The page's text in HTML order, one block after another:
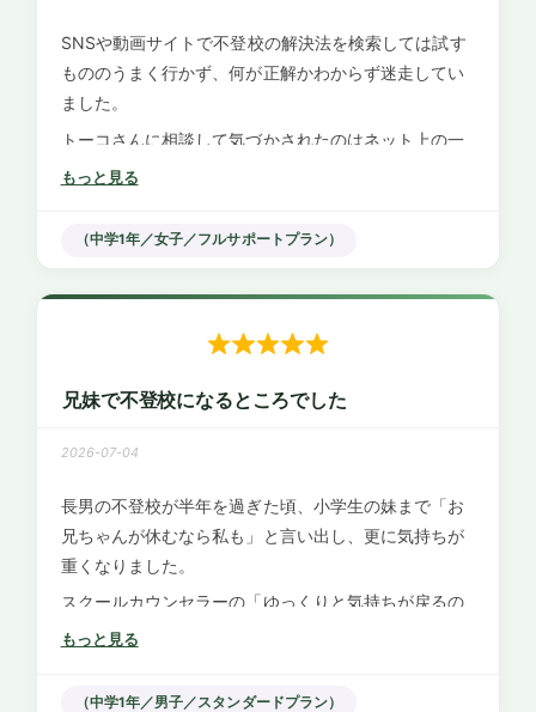
SNSや動画サイトで不登校の解決法を検索しては試す
もののうまく行かず、何が正解かわからず迷走してい
ました。
トーコさんに相談して気づかされたのはネット上の一
般的な成功体験ではなく、我が子の今の状態に合わせ
担当の方が専門的な分析をもとに我が家専用の具体的
ました。
登校再開後にまた休んでしまた際も、アドバイス通り
し、今では元気に通えています。
たらしてくれたと思います。ありがとうございまし
もっと見る
（中学1年／女子／フルサポートプラン）
兄妹で不登校になるところでした
2026-07-04
長男の不登校が半年を過ぎた頃、小学生の妹まで「お
兄ちゃんが休むなら私も」と言い出し、更に気持ちが
重くなりました。
スクールカウンセラーの「ゆっくりと気持ちが戻るの
を待ってみましょう」を信じていましたが、トーコさ
いかと気付かされました。
もっと見る
（中学1年／男子／スタンダードプラン）